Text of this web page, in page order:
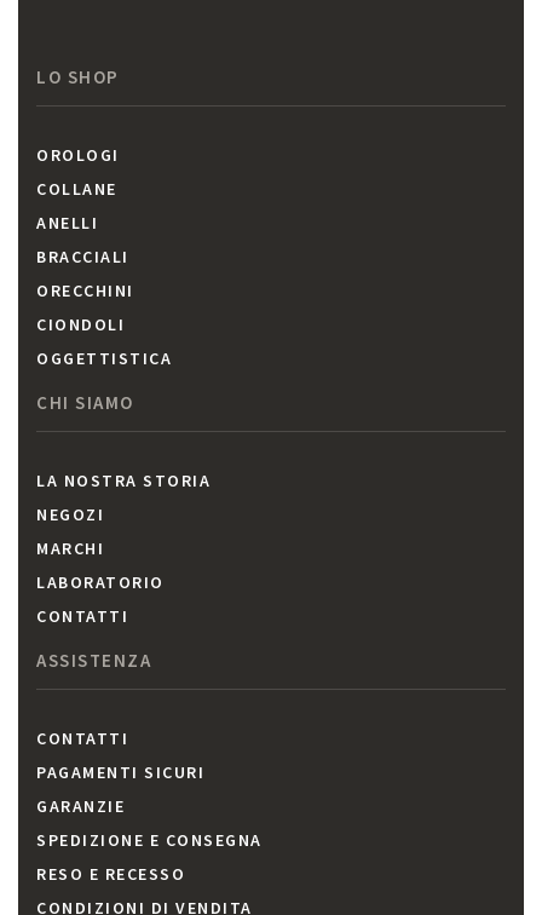
LO SHOP
OROLOGI
COLLANE
ANELLI
BRACCIALI
ORECCHINI
CIONDOLI
OGGETTISTICA
CHI SIAMO
LA NOSTRA STORIA
NEGOZI
MARCHI
LABORATORIO
CONTATTI
ASSISTENZA
CONTATTI
PAGAMENTI SICURI
GARANZIE
SPEDIZIONE E CONSEGNA
RESO E RECESSO
CONDIZIONI DI VENDITA